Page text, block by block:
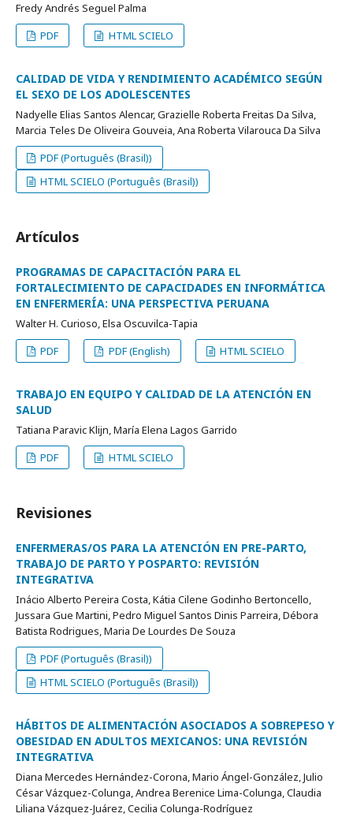
Fredy Andrés Seguel Palma
PDF
HTML SCIELO
CALIDAD DE VIDA Y RENDIMIENTO ACADÉMICO SEGÚN
EL SEXO DE LOS ADOLESCENTES
Nadyelle Elias Santos Alencar, Grazielle Roberta Freitas Da Silva,
Marcia Teles De Oliveira Gouveia, Ana Roberta Vilarouca Da Silva
PDF (Português (Brasil))
HTML SCIELO (Português (Brasil))
Artículos
PROGRAMAS DE CAPACITACIÓN PARA EL
FORTALECIMIENTO DE CAPACIDADES EN INFORMÁTICA
EN ENFERMERÍA: UNA PERSPECTIVA PERUANA
Walter H. Curioso, Elsa Oscuvilca-Tapia
PDF
PDF (English) HTML SCIELO
TRABAJO EN EQUIPO Y CALIDAD DE LA ATENCIÓN EN
SALUD
Tatiana Paravic Klijn, María Elena Lagos Garrido
PDF
HTML SCIELO
Revisiones
ENFERMERAS/OS PARA LA ATENCIÓN EN PRE-PARTO,
TRABAJO DE PARTO Y POSPARTO: REVISIÓN
INTEGRATIVA
Inácio Alberto Pereira Costa, Kátia Cilene Godinho Bertoncello,
Jussara Gue Martini, Pedro Miguel Santos Dinis Parreira, Débora
Batista Rodrigues, Maria De Lourdes De Souza
PDF (Português (Brasil))
HTML SCIELO (Português (Brasil))
HÁBITOS DE ALIMENTACIÓN ASOCIADOS A SOBREPESO Y
OBESIDAD EN ADULTOS MEXICANOS: UNA REVISIÓN
INTEGRATIVA
Diana Mercedes Hernández-Corona, Mario Ángel-González, Julio
César Vázquez-Colunga, Andrea Berenice Lima-Colunga, Claudia
Liliana Vázquez-Juárez, Cecilia Colunga-Rodríguez